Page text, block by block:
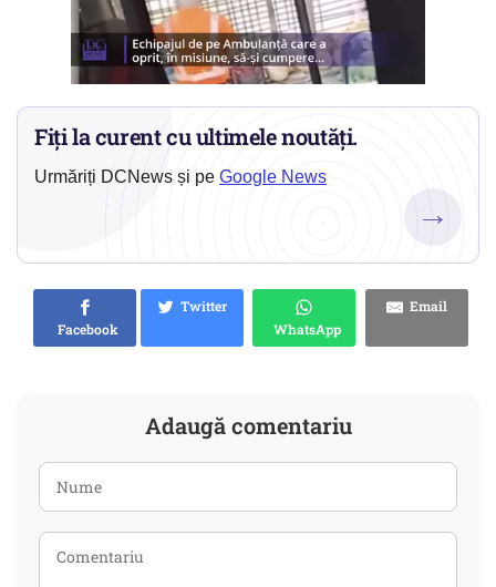
Fiți la curent cu ultimele noutăți.
Urmăriți DCNews și pe Google News
→
Facebook
Twitter
WhatsApp
Email
Adaugă comentariu